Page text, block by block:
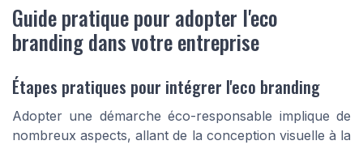
Guide pratique pour adopter l'eco
branding dans votre entreprise
Étapes pratiques pour intégrer l'eco branding
Adopter une démarche éco-responsable implique de
nombreux aspects, allant de la conception visuelle à la